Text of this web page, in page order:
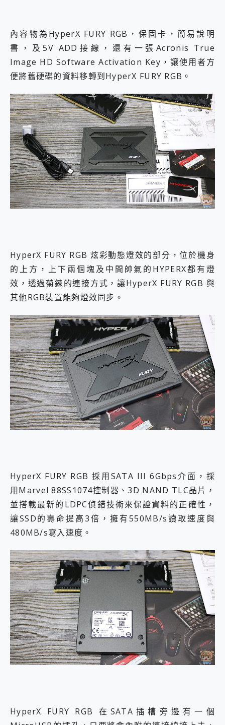
內容物為HyperX FURY RGB，保固卡，簡易說明
書，及5V ADD接線，還有一張Acronis True
Image HD Software Activation Key，讓使用者方
便將舊硬碟的資料移轉到HyperX FURY RGB。
HyperX FURY RGB 炫彩動態燈效的部分，位於機身
的上方，上下兩個塊及中間帥氣的HYPERX都有燈
效，透過菊鍊的連接方式，讓HyperX FURY RGB 與
其他RGB裝置能夠燈效同步。
HyperX FURY RGB 採用SATA III 6Gbps介面，採
用Marvel 88SS1074控制器、3D NAND TLC晶片，
並搭載最新的LDPC偵錯技術來保證資料的正確性，
讓SSD的壽命提高3倍，擁有550MB/s讀取速度與
480MB/s寫入速度。
HyperX FURY RGB 在SATA插槽旁邊有一個